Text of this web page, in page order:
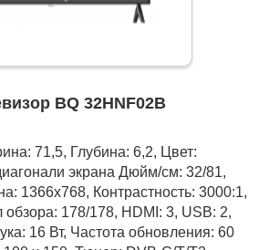
BQ 32HNF02B
71,5, Глубина: 6,2, Цвет:
экрана Дюйм/см: 32/81,
1366x768, Контрастность: 3000:1,
обзора: 178/178, HDMI: 3, USB: 2,
16 Вт, Частота обновления: 60